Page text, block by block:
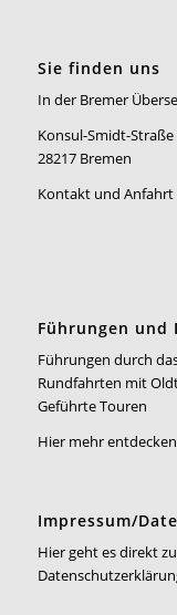
Sie finden uns
In der Bremer
Konsul-Smidt-Straße
28217 Bremen
Kontakt und Anfahrt
Führungen und
Führungen durch
Rundfahrten mit
Geführte Touren
Hier mehr entdecken
Impressum/
Hier geht es direkt